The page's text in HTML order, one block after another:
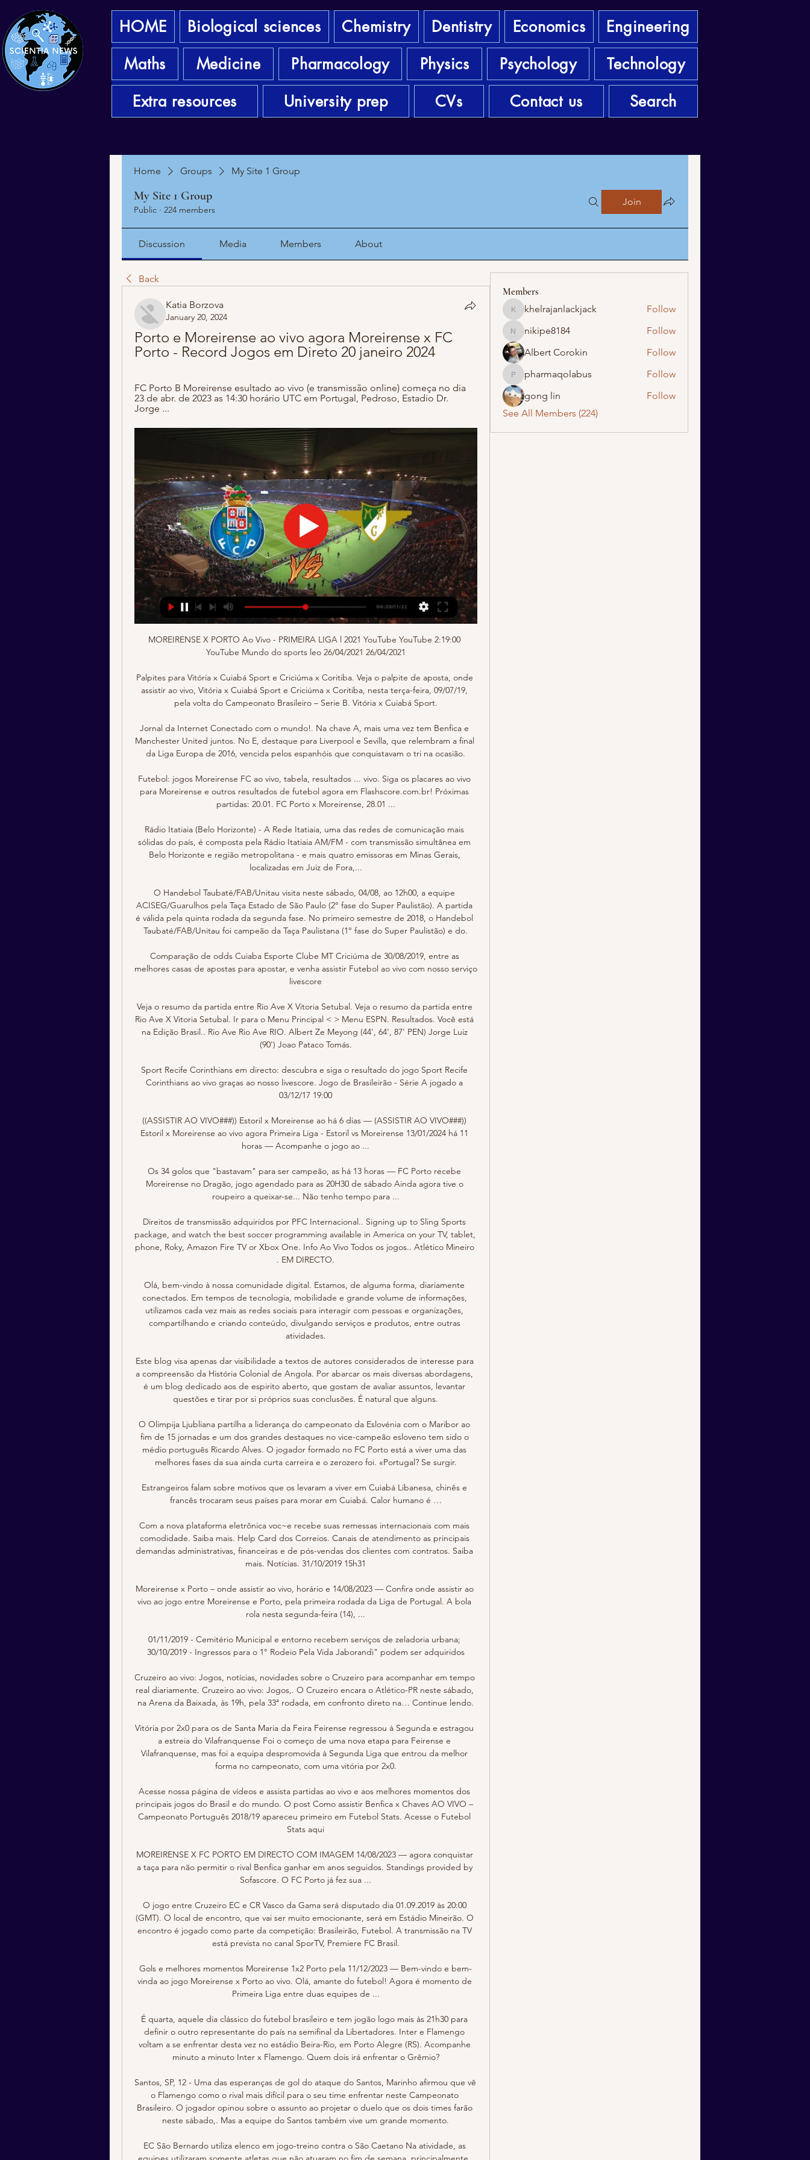
HOME Biological sciences Chemistry Dentistry Economics
Engineering
Maths
Medicine Pharmacology Physics Psychology
Technology
Extra resources
University prep CVs Contact us Search
Home Groups My Site 1 Group
My Site 1 Group
Public · 224 members
Join
Discussion Media Members About
Back
Katia Borzova
January 20, 2024
Porto e Moreirense ao vivo agora Moreirense x FC
Porto - Record Jogos em Direto 20 janeiro 2024
FC Porto B Moreirense esultado ao vivo (e transmissão online) começa no dia
23 de abr. de 2023 as 14:30 horário UTC em Portugal, Pedroso, Estadio Dr.
Jorge ...
MOREIRENSE X PORTO Ao Vivo - PRIMEIRA LIGA l 2021 YouTube YouTube 2:19:00 YouTube Mundo do sports leo 26/04/2021 26/04/2021

Palpites para Vitória x Cuiabá Sport e Criciúma x Coritiba. Veja o palpite de aposta, onde assistir ao vivo, Vitória x Cuiabá Sport e Criciúma x Coritiba, nesta terça-feira, 09/07/19, pela volta do Campeonato Brasileiro – Serie B. Vitória x Cuiabá Sport.

Jornal da Internet Conectado com o mundo!. Na chave A, mais uma vez tem Benfica e Manchester United juntos. No E, destaque para Liverpool e Sevilla, que relembram a final da Liga Europa de 2016, vencida pelos espanhóis que conquistavam o tri na ocasião.

Futebol: jogos Moreirense FC ao vivo, tabela, resultados ... vivo. Siga os placares ao vivo para Moreirense e outros resultados de futebol agora em Flashscore.com.br! Próximas partidas: 20.01. FC Porto x Moreirense, 28.01 ...

Rádio Itatiaia (Belo Horizonte) - A Rede Itatiaia, uma das redes de comunicação mais sólidas do país, é composta pela Rádio Itatiaia AM/FM - com transmissão simultânea em Belo Horizonte e região metropolitana - e mais quatro emissoras em Minas Gerais, localizadas em Juiz de Fora,...

O Handebol Taubaté/FAB/Unitau visita neste sábado, 04/08, ao 12h00, a equipe ACISEG/Guarulhos pela Taça Estado de São Paulo (2° fase do Super Paulistão). A partida é válida pela quinta rodada da segunda fase. No primeiro semestre de 2018, o Handebol Taubaté/FAB/Unitau foi campeão da Taça Paulistana (1° fase do Super Paulistão) e do.

Comparação de odds Cuiaba Esporte Clube MT Criciúma de 30/08/2019, entre as melhores casas de apostas para apostar, e venha assistir Futebol ao vivo com nosso serviço livescore

Veja o resumo da partida entre Rio Ave X Vitoria Setubal. Veja o resumo da partida entre Rio Ave X Vitoria Setubal. Ir para o Menu Principal < > Menu ESPN. Resultados. Você está na Edição Brasil.. Rio Ave Rio Ave RIO. Albert Ze Meyong (44', 64', 87' PEN) Jorge Luiz (90') Joao Pataco Tomás.

Sport Recife Corinthians em directo: descubra e siga o resultado do jogo Sport Recife Corinthians ao vivo graças ao nosso livescore. Jogo de Brasileirão - Série A jogado a 03/12/17 19:00

((ASSISTIR AO VIVO###)) Estoril x Moreirense ao há 6 dias — (ASSISTIR AO VIVO###)) Estoril x Moreirense ao vivo agora Primeira Liga - Estoril vs Moreirense 13/01/2024 há 11 horas — Acompanhe o jogo ao ...

Os 34 golos que "bastavam" para ser campeão, as há 13 horas — FC Porto recebe Moreirense no Dragão, jogo agendado para as 20H30 de sábado Ainda agora tive o roupeiro a queixar-se... Não tenho tempo para ...

Direitos de transmissão adquiridos por PFC Internacional.. Signing up to Sling Sports package, and watch the best soccer programming available in America on your TV, tablet, phone, Roky, Amazon Fire TV or Xbox One. Info Ao Vivo Todos os jogos.. Atlético Mineiro . EM DIRECTO.

Olá, bem-vindo à nossa comunidade digital. Estamos, de alguma forma, diariamente conectados. Em tempos de tecnologia, mobilidade e grande volume de informações, utilizamos cada vez mais as redes sociais para interagir com pessoas e organizações, compartilhando e criando conteúdo, divulgando serviços e produtos, entre outras atividades.

Este blog visa apenas dar visibilidade a textos de autores considerados de interesse para a compreensão da História Colonial de Angola. Por abarcar os mais diversas abordagens, é um blog dedicado aos de espirito aberto, que gostam de avaliar assuntos, levantar questões e tirar por si próprios suas conclusões. É natural que alguns.

O Olimpija Ljubliana partilha a liderança do campeonato da Eslovénia com o Maribor ao fim de 15 jornadas e um dos grandes destaques no vice-campeão esloveno tem sido o médio português Ricardo Alves. O jogador formado no FC Porto está a viver uma das melhores fases da sua ainda curta carreira e o zerozero foi. «Portugal? Se surgir.

Estrangeiros falam sobre motivos que os levaram a viver em Cuiabá Libanesa, chinês e francês trocaram seus países para morar em Cuiabá. Calor humano é …

Com a nova plataforma eletrônica voc~e recebe suas remessas internacionais com mais comodidade. Saiba mais. Help Card dos Correios. Canais de atendimento as principais demandas administrativas, financeiras e de pós-vendas dos clientes com contratos. Saiba mais. Notícias. 31/10/2019 15h31

Moreirense x Porto – onde assistir ao vivo, horário e 14/08/2023 — Confira onde assistir ao vivo ao jogo entre Moreirense e Porto, pela primeira rodada da Liga de Portugal. A bola rola nesta segunda-feira (14), ...

01/11/2019 - Cemitério Municipal e entorno recebem serviços de zeladoria urbana; 30/10/2019 - Ingressos para o 1° Rodeio Pela Vida Jaborandi" podem ser adquiridos

Cruzeiro ao vivo: Jogos, notícias, novidades sobre o Cruzeiro para acompanhar em tempo real diariamente. Cruzeiro ao vivo: Jogos,. O Cruzeiro encara o Atlético-PR neste sábado, na Arena da Baixada, às 19h, pela 33ª rodada, em confronto direto na… Continue lendo.

Vitória por 2x0 para os de Santa Maria da Feira Feirense regressou à Segunda e estragou a estreia do Vilafranquense Foi o começo de uma nova etapa para Feirense e Vilafranquense, mas foi a equipa despromovida à Segunda Liga que entrou da melhor forma no campeonato, com uma vitória por 2x0.

Acesse nossa página de vídeos e assista partidas ao vivo e aos melhores momentos dos principais jogos do Brasil e do mundo. O post Como assistir Benfica x Chaves AO VIVO – Campeonato Português 2018/19 apareceu primeiro em Futebol Stats. Acesse o Futebol Stats aqui

MOREIRENSE X FC PORTO EM DIRECTO COM IMAGEM 14/08/2023 — agora conquistar a taça para não permitir o rival Benfica ganhar em anos seguidos. Standings provided by Sofascore. O FC Porto já fez sua ...

O jogo entre Cruzeiro EC e CR Vasco da Gama será disputado dia 01.09.2019 às 20:00 (GMT). O local de encontro, que vai ser muito emocionante, será em Estádio Mineirão. O encontro é jogado como parte da competição: Brasileirão, Futebol. A transmissão na TV está prevista no canal SporTV, Premiere FC Brasil.

Gols e melhores momentos Moreirense 1x2 Porto pela 11/12/2023 — Bem-vindo e bem-vinda ao jogo Moreirense x Porto ao vivo. Olá, amante do futebol! Agora é momento de Primeira Liga entre duas equipes de ...

É quarta, aquele dia clássico do futebol brasileiro e tem jogão logo mais às 21h30 para definir o outro representante do país na semifinal da Libertadores. Inter e Flamengo voltam a se enfrentar desta vez no estádio Beira-Rio, em Porto Alegre (RS). Acompanhe minuto a minuto Inter x Flamengo. Quem dois irá enfrentar o Grêmio?

Santos, SP, 12 - Uma das esperanças de gol do ataque do Santos, Marinho afirmou que vê o Flamengo como o rival mais difícil para o seu time enfrentar neste Campeonato Brasileiro. O jogador opinou sobre o assunto ao projetar o duelo que os dois times farão neste sábado,. Mas a equipe do Santos também vive um grande momento.

EC São Bernardo utiliza elenco em jogo-treino contra o São Caetano Na atividade, as equipes utilizaram somente atletas que não atuaram no fim de semana, principalmente, para dar ritmo e observar para a sequência do torneio

1 044 imóveis em Faro a partir de 112 900 €. Encontre as melhores ofertas de morar faro. Excelente apartamento para investidor ou para morar localizado a 100 mt da universidade da penha e a 300 mt do hospital rodeado de restaurantes e todo o tipo de serviços. Apartamento t2 de boa qualidade, próximo

Em partida que encerrou a 29ª rodada do Campeonato Português, nesta segunda, o Rio Ave derrotou o Vitória de Setúbal por 1 a 0, em casa, e aliviou um pouco sua situação na competição. Com o resultado positivo, o Rio Ave chegou aos 34 pontos na classificação. Agora, a equipe passa a dividir a nona colocação com mais três times.

Barra da Tijuca. A Barra da Tijuca é um dos bairros mais novos do Rio de Janeiro, que tomou impulso após a década de 1970 e se que firma com um dos bairros de maior evidência na cidade e no Brasil. A cada dia que passa, aumentam as inúmeras atrações do bairro. Atrações do Bairro

Jogos do Moreirense FC Mais lidas agora · Liga · II Liga · Internacional · Liga dos Campeões · Liga Europa · Made Porto 20:30 Moreirense. 28 jan PL · Moreirense 15:30 Famalicão. 4 ...

A Eslovénia (pt) ou Eslovênia. Na Eslovénia, nasceram ou viveram numerosos músicos e compositores, incluindo o compositor renascentista Jacobus Gallus (1550-1591), cujo trabalho teve grande influência na música clássica da Europa Central, e o violista virtuoso Giuseppe Tartini.

Hoje em Madureira, Barra da Tijuca x Bonsucesso. Equipe com 100% de aproveitamento, Bonsu cesso enfrenta o Barra da Tijuca em Madureira. Foto: Gabriel Farias. O Bonsu cesso visita o Barra da Tijuca hoje na Conselheiro Galvão, estádio do Madureira, pela 3ª rodada da Taça Santos Dumont.

Inaugurada em 1960 para sediar a capital do país, Brasília é hoje patrimônio cultural da humanidade e ocupa o ranking do município com melhor qualidade de vida da região Centro-Oeste do Brasil. Com mais de 2.570.160 habitantes, Brasília tem 5806,6 km² e é uma cidade extremamente urbana (taxa de 97%), mas que ainda preserva o verde.

Associacao dos Moradores e Amigos de Pedra de Itauna - Avenida Luiz Aranha, Barra da Tijuca - Rio de Janeiro RJ! Telefone (21) 2499-5518. Associações de classes é aqui!

Transmissão ao vivo do jogo. O confronto entre Flamengo x Santos terá transmissão ao vivo e exclusiva dos canais Premiere. O assinante dos canais também poderá acompanhar o jogo via internet, através do serviço Premiere Play, que transmite o confronto para smartphones, tablets e computadores.

A equipa vem de um suado triunfo caseiro diante do Vitória de Setúbal na Liga Portuguesa, confirmando um momento menos bom. Carlos Vinicius deu a vitória à equipa nesse jogo e pode ter o prémio de alinhar como titular em São Petersburgo.

No Grêmio Náutico União, onde a ABMN promoveu a XIX Copa Brasil (set/2012) e o recente 51 Campeonato Brasileiro de Masters de Natação, o grande impulsionador é Gustavo Torres, diretor do esporte Master no Clube, que re
Members
khelrajanlackjack
khelrajanlackjack Follow
nikipe8184
nikipe8184
Follow
Albert Corokin
Follow
pharmaqolabus
pharmaqolabus
Follow
gong lin
Follow
See All Members (224)